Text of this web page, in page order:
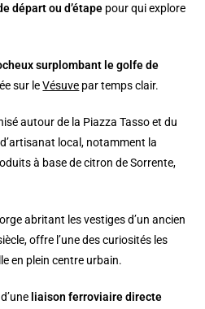
départ ou d’étape pour qui explore
surplombant le golfe de
sur leVésuve par temps clair.
autour de la Piazza Tasso et du
local, notamment la
à base de citron de Sorrente,
abritant les vestiges d’un ancien
offre l’une des curiosités les
en plein centre urbain.
liaison ferroviaire directe